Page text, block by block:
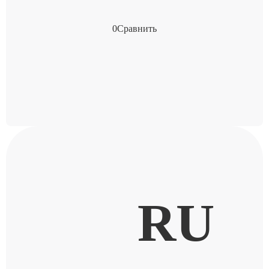
0Сравнить
RU